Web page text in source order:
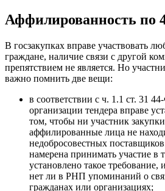
Аффилированность по
В госзакупках вправе участвовать
граждане, наличие связи с другой
препятствием не является. Но
важно помнить две вещи:
в соответствии с ч. 1.1 ст. 31
организации тендера вправе
том, чтобы ни участник
аффилированные лица не
недобросовестных
намерена принимать участие в
установлено такое требование,
нет ли в РНП упоминаний о
гражданах или организациях;